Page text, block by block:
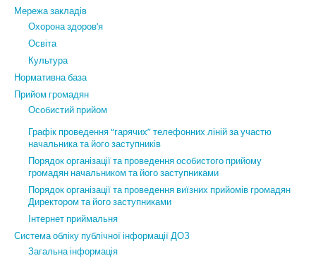
Мережа закладів
Охорона здоров’я
Освіта
Культура
Нормативна база
Прийом громадян
Особистий прийом
Графік проведення “гарячих” телефонних ліній за участю
начальника та його заступників
Порядок організації та проведення особистого прийому
громадян начальником та його заступниками
Порядок організації та проведення виїзних прийомів громадян
Директором та його заступниками
Інтернет приймальня
Система обліку публічної інформації ДОЗ
Загальна інформація